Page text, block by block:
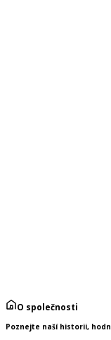
O společnosti
Poznejte naší historii,